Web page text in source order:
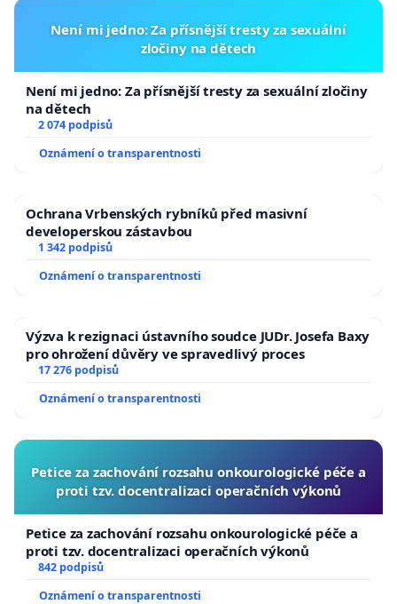
Není mi jedno: Za přísnější tresty za sexuální
zločiny na dětech
Není mi jedno: Za přísnější tresty za sexuální zločiny
na dětech
2 074 podpisů
Oznámení o transparentnosti
Ochrana Vrbenských rybníků před masivní
developerskou zástavbou
1 342 podpisů
Oznámení o transparentnosti
Výzva k rezignaci ústavního soudce JUDr. Josefa Baxy
pro ohrožení důvěry ve spravedlivý proces
17 276 podpisů
Oznámení o transparentnosti
Petice za zachování rozsahu onkourologické péče a
proti tzv. docentralizaci operačních výkonů
Petice za zachování rozsahu onkourologické péče a
proti tzv. docentralizaci operačních výkonů
842 podpisů
Oznámení o transparentnosti